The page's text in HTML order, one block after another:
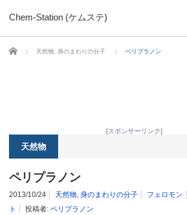
Chem-Station (ケムステ)
ホーム 天然物 身のまわりの分子 ペリプラノン
[スポンサーリンク]
天然物
ペリプラノン
2013/10/24 天然物, 身のまわりの分子 フェロモン
ト
投稿者: ペリプラノン